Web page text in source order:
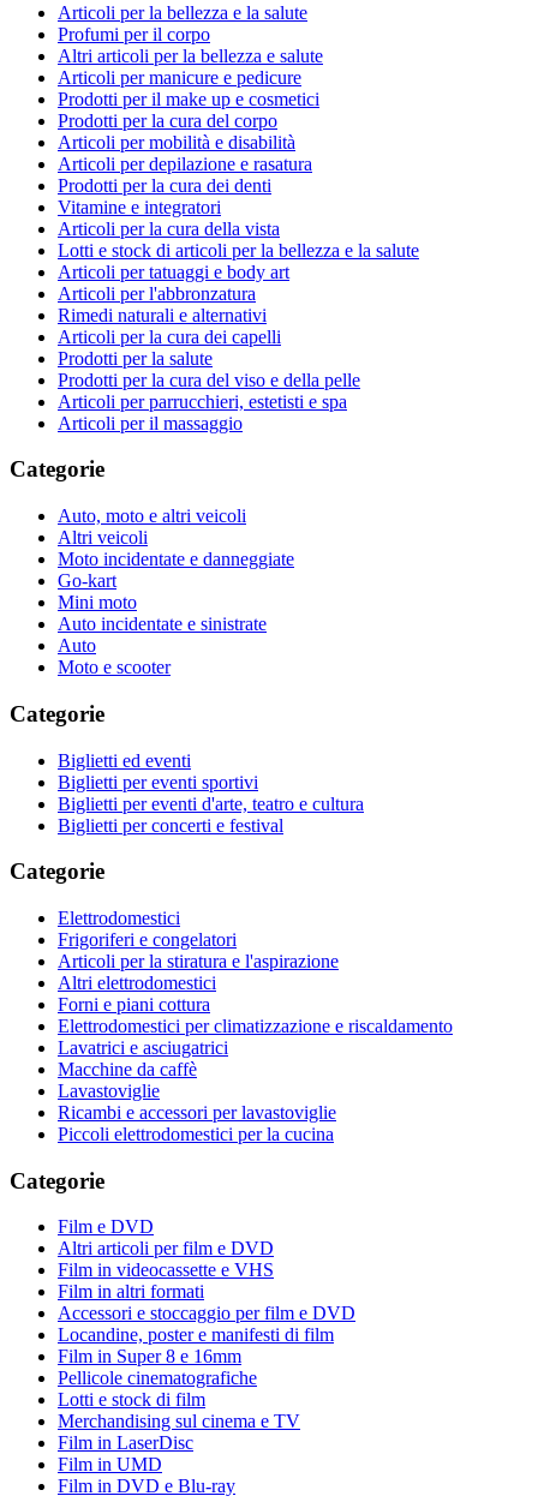
Articoli per la bellezza e la salute
Profumi per il corpo
Altri articoli per la bellezza e salute
Articoli per manicure e pedicure
Prodotti per il make up e cosmetici
Prodotti per la cura del corpo
Articoli per mobilità e disabilità
Articoli per depilazione e rasatura
Prodotti per la cura dei denti
Vitamine e integratori
Articoli per la cura della vista
Lotti e stock di articoli per la bellezza e la salute
Articoli per tatuaggi e body art
Articoli per l'abbronzatura
Rimedi naturali e alternativi
Articoli per la cura dei capelli
Prodotti per la salute
Prodotti per la cura del viso e della pelle
Articoli per parrucchieri, estetisti e spa
Articoli per il massaggio
Categorie
Auto, moto e altri veicoli
Altri veicoli
Moto incidentate e danneggiate
Go-kart
Mini moto
Auto incidentate e sinistrate
Auto
Moto e scooter
Categorie
Biglietti ed eventi
Biglietti per eventi sportivi
Biglietti per eventi d'arte, teatro e cultura
Biglietti per concerti e festival
Categorie
Elettrodomestici
Frigoriferi e congelatori
Articoli per la stiratura e l'aspirazione
Altri elettrodomestici
Forni e piani cottura
Elettrodomestici per climatizzazione e riscaldamento
Lavatrici e asciugatrici
Macchine da caffè
Lavastoviglie
Ricambi e accessori per lavastoviglie
Piccoli elettrodomestici per la cucina
Categorie
Film e DVD
Altri articoli per film e DVD
Film in videocassette e VHS
Film in altri formati
Accessori e stoccaggio per film e DVD
Locandine, poster e manifesti di film
Film in Super 8 e 16mm
Pellicole cinematografiche
Lotti e stock di film
Merchandising sul cinema e TV
Film in LaserDisc
Film in UMD
Film in DVD e Blu-ray